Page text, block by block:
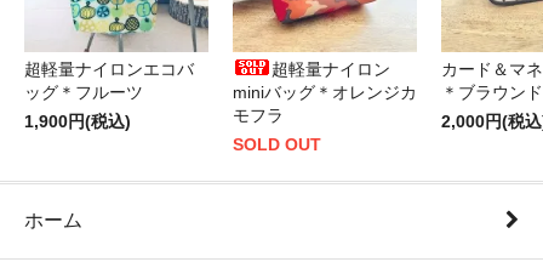
超軽量ナイロンエコバ
ッグ＊フルーツ
1,900円(税込)
超軽量ナイロン
miniバッグ＊オレンジカ
モフラ
SOLD OUT
カード＆マ
＊ブラウン
2,000円(税
ホーム